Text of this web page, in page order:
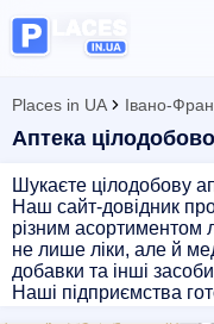
Places in UA Івано-
Аптека
Шукаєте цілодобову
Наш сайт-довідник
різним асортиментом
не лише ліки, але й
добавки та інші
Наші підприємства